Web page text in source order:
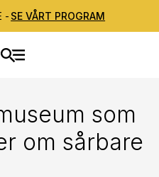
- SE VÅRT PROGRAM
som
om sårbare